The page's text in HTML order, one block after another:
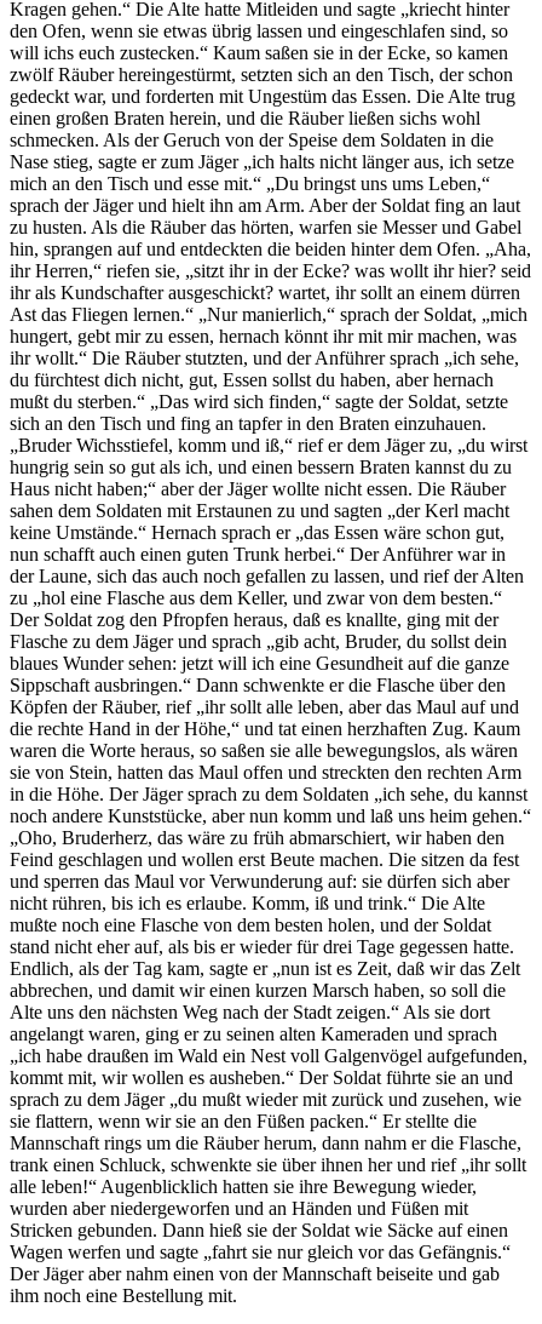
Kragen gehen.“ Die Alte hatte Mitleiden und sagte „kriecht hinter
den Ofen, wenn sie etwas übrig lassen und eingeschlafen sind, so
will ichs euch zustecken.“ Kaum saßen sie in der Ecke, so kamen
zwölf Räuber hereingestürmt, setzten sich an den Tisch, der schon
gedeckt war, und forderten mit Ungestüm das Essen. Die Alte trug
einen großen Braten herein, und die Räuber ließen sichs wohl
schmecken. Als der Geruch von der Speise dem Soldaten in die
Nase stieg, sagte er zum Jäger „ich halts nicht länger aus, ich setze
mich an den Tisch und esse mit.“ „Du bringst uns ums Leben,“
sprach der Jäger und hielt ihn am Arm. Aber der Soldat fing an laut
zu husten. Als die Räuber das hörten, warfen sie Messer und Gabel
hin, sprangen auf und entdeckten die beiden hinter dem Ofen. „Aha,
ihr Herren,“ riefen sie, „sitzt ihr in der Ecke? was wollt ihr hier? seid
ihr als Kundschafter ausgeschickt? wartet, ihr sollt an einem dürren
Ast das Fliegen lernen.“ „Nur manierlich,“ sprach der Soldat, „mich
hungert, gebt mir zu essen, hernach könnt ihr mit mir machen, was
ihr wollt.“ Die Räuber stutzten, und der Anführer sprach „ich sehe,
du fürchtest dich nicht, gut, Essen sollst du haben, aber hernach
mußt du sterben.“ „Das wird sich finden,“ sagte der Soldat, setzte
sich an den Tisch und fing an tapfer in den Braten einzuhauen.
„Bruder Wichsstiefel, komm und iß,“ rief er dem Jäger zu, „du wirst
hungrig sein so gut als ich, und einen bessern Braten kannst du zu
Haus nicht haben;“ aber der Jäger wollte nicht essen. Die Räuber
sahen dem Soldaten mit Erstaunen zu und sagten „der Kerl macht
keine Umstände.“ Hernach sprach er „das Essen wäre schon gut,
nun schafft auch einen guten Trunk herbei.“ Der Anführer war in
der Laune, sich das auch noch gefallen zu lassen, und rief der Alten
zu „hol eine Flasche aus dem Keller, und zwar von dem besten.“
Der Soldat zog den Pfropfen heraus, daß es knallte, ging mit der
Flasche zu dem Jäger und sprach „gib acht, Bruder, du sollst dein
blaues Wunder sehen: jetzt will ich eine Gesundheit auf die ganze
Sippschaft ausbringen.“ Dann schwenkte er die Flasche über den
Köpfen der Räuber, rief „ihr sollt alle leben, aber das Maul auf und
die rechte Hand in der Höhe,“ und tat einen herzhaften Zug. Kaum
waren die Worte heraus, so saßen sie alle bewegungslos, als wären
sie von Stein, hatten das Maul offen und streckten den rechten Arm
in die Höhe. Der Jäger sprach zu dem Soldaten „ich sehe, du kannst
noch andere Kunststücke, aber nun komm und laß uns heim gehen.“
„Oho, Bruderherz, das wäre zu früh abmarschiert, wir haben den
Feind geschlagen und wollen erst Beute machen. Die sitzen da fest
und sperren das Maul vor Verwunderung auf: sie dürfen sich aber
nicht rühren, bis ich es erlaube. Komm, iß und trink.“ Die Alte
mußte noch eine Flasche von dem besten holen, und der Soldat
stand nicht eher auf, als bis er wieder für drei Tage gegessen hatte.
Endlich, als der Tag kam, sagte er „nun ist es Zeit, daß wir das Zelt
abbrechen, und damit wir einen kurzen Marsch haben, so soll die
Alte uns den nächsten Weg nach der Stadt zeigen.“ Als sie dort
angelangt waren, ging er zu seinen alten Kameraden und sprach
„ich habe draußen im Wald ein Nest voll Galgenvögel aufgefunden,
kommt mit, wir wollen es ausheben.“ Der Soldat führte sie an und
sprach zu dem Jäger „du mußt wieder mit zurück und zusehen, wie
sie flattern, wenn wir sie an den Füßen packen.“ Er stellte die
Mannschaft rings um die Räuber herum, dann nahm er die Flasche,
trank einen Schluck, schwenkte sie über ihnen her und rief „ihr sollt
alle leben!“ Augenblicklich hatten sie ihre Bewegung wieder,
wurden aber niedergeworfen und an Händen und Füßen mit
Stricken gebunden. Dann hieß sie der Soldat wie Säcke auf einen
Wagen werfen und sagte „fahrt sie nur gleich vor das Gefängnis.“
Der Jäger aber nahm einen von der Mannschaft beiseite und gab
ihm noch eine Bestellung mit.